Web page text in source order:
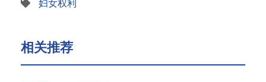
妇女权利
相关推荐